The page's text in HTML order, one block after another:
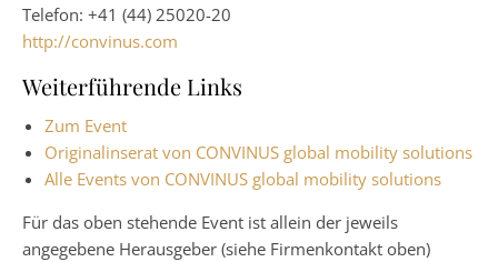
Telefon: +41 (44) 25020-20
http://convinus.com
Weiterführende Links
Zum Event
Originalinserat von CONVINUS global mobility solutions
Alle Events von CONVINUS global mobility solutions
Für das oben stehende Event ist allein der jeweils
angegebene Herausgeber (siehe Firmenkontakt oben)